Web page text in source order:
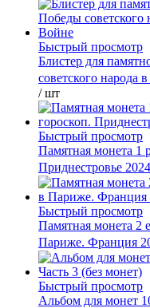
Быстрый просмотр
Блистер для
советского народа
/ шт
Быстрый просмотр
Памятная монета 1
Приднестровье
Быстрый просмотр
Памятная монета 2
Париже. Франция
Быстрый просмотр
Альбом для монет